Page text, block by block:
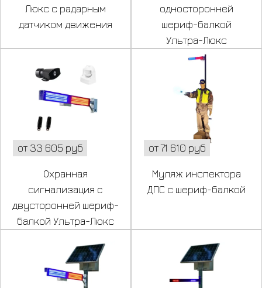
Люкс с радарным
датчиком движения
односторонней
шериф-балкой
Ультра-Люкс
от 33 605 руб
Охранная
сигнализация c
двусторонней шериф-
балкой Ультра-Люкс
от 71 610 руб
Муляж инспектора
ДПС с шериф-балкой